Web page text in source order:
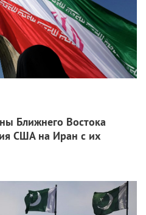
Ближнего Востока
США на Иран с их